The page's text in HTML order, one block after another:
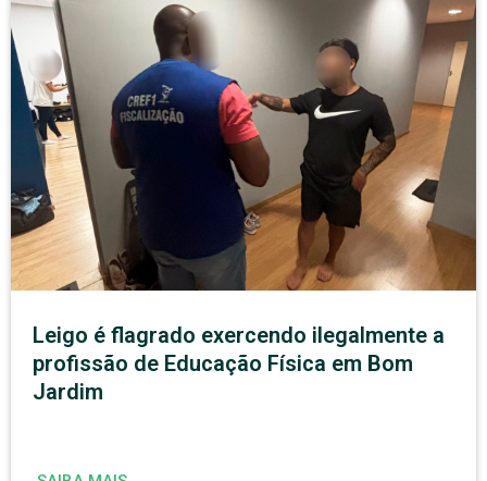
Leigo é flagrado exercendo ilegalmente a
profissão de Educação Física em Bom
Jardim